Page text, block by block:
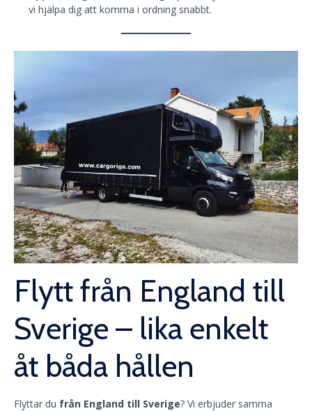
vi hjälpa dig att komma i ordning snabbt.
Flytt från England till
Sverige – lika enkelt
åt båda hållen
Flyttar du från England till Sverige? Vi erbjuder samma